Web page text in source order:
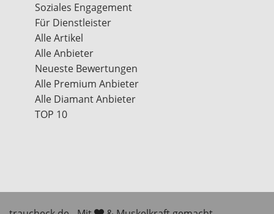
Soziales Engagement
Für Dienstleister
Alle Artikel
Alle Anbieter
Neueste Bewertungen
Alle Premium Anbieter
Alle Diamant Anbieter
TOP 10